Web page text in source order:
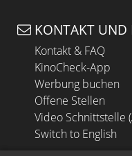
KONTAKT UND
Kontakt & FAQ
KinoCheck-App
Werbung buchen
Offene Stellen
Video Schnittstelle
Switch to English